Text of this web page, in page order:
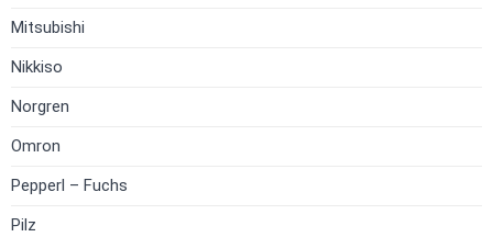
Mitsubishi
Nikkiso
Norgren
Omron
Pepperl – Fuchs
Pilz